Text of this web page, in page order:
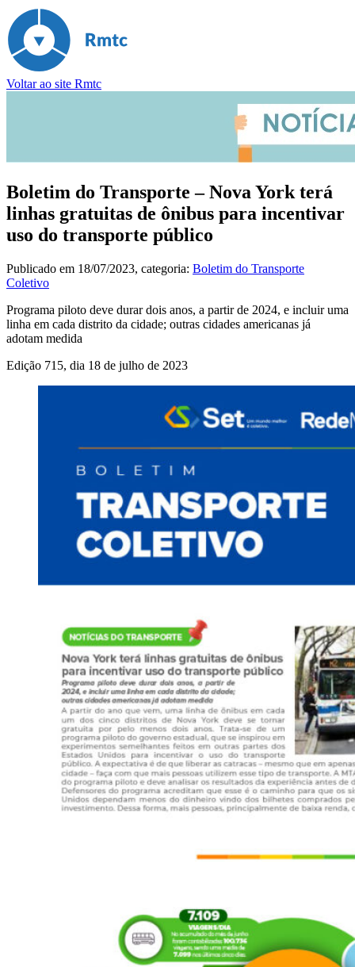
Voltar ao site Rmtc
Boletim do Transporte – Nova York terá
linhas gratuitas de ônibus para incentivar
uso do transporte público
Publicado em 18/07/2023, categoria: Boletim do Transporte
Coletivo
Programa piloto deve durar dois anos, a partir de 2024, e incluir uma
linha em cada distrito da cidade; outras cidades americanas já
adotam medida
Edição 715, dia 18 de julho de 2023